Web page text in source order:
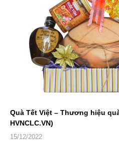
Quà Tết Việt – Thương hiệu
HVNCLC.VN)
15/12/2022